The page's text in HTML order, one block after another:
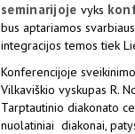
seminarijoje vyks
bus aptariamos
integracijos temos tiek
Konferencijoje
Vilkaviškio vyskupas R.
Tarptautinio diakonato
nuolatiniai diakonai,